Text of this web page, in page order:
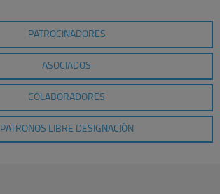
PATROCINADORES
ASOCIADOS
COLABORADORES
PATRONOS LIBRE DESIGNACIÓN